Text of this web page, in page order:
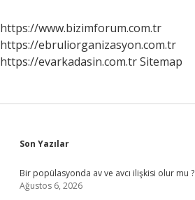
https://www.bizimforum.com.tr
https://ebruliorganizasyon.com.tr
https://evarkadasin.com.trSitemap
Sidebar
Son Yazılar
Bir popülasyonda av ve avcı ilişkisi olur mu ?
Ağustos 6, 2026